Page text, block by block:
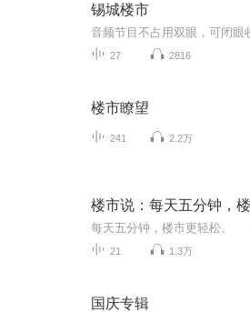
锡城楼市
27 2816
楼市瞭望
241 2.2万
楼市说：每天五分钟，
21 1.3万
国庆专辑